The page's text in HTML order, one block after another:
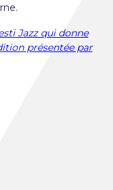
Jazz qui donne
présentée par